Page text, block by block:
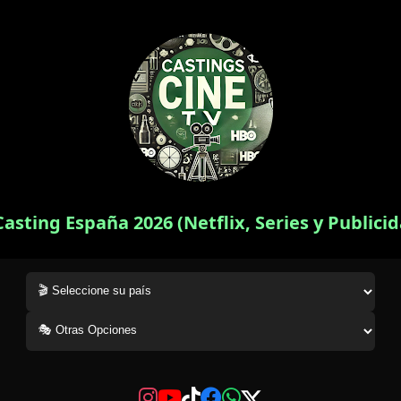
España 2026 (Netflix, Series y